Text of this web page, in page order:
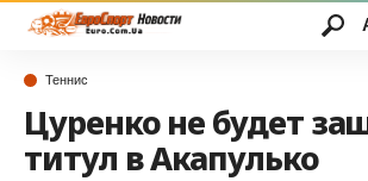
Теннис
Цуренко не будет
титул в Акапулько